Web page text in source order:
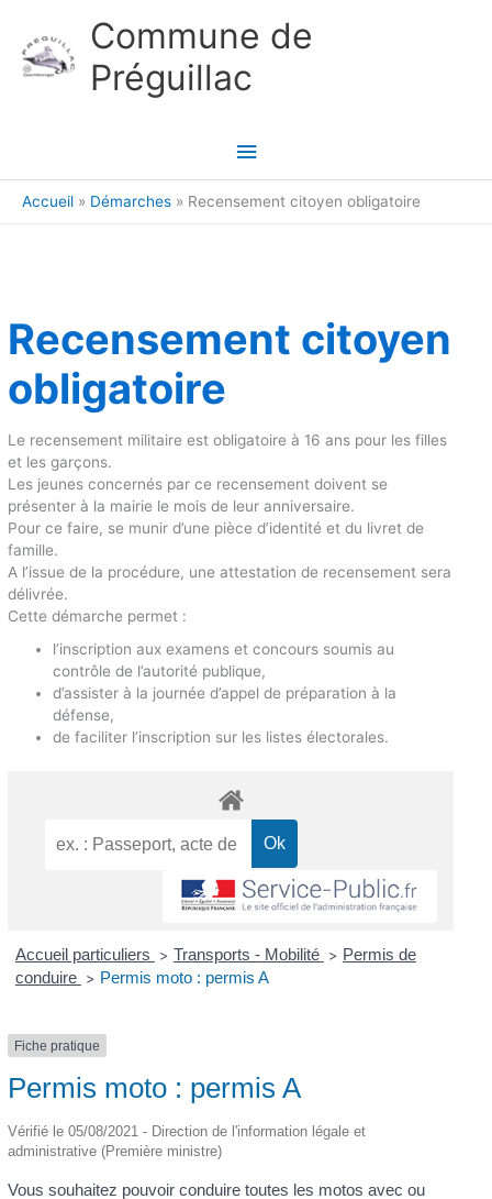
Commune de
Préguillac
Menu
principal
Accueil Démarches Recensement citoyen obligatoire
Recensement citoyen
obligatoire
Le recensement militaire est obligatoire à 16 ans pour les filles
et les garçons.
Les jeunes concernés par ce recensement doivent se
présenter à la mairie le mois de leur anniversaire.
Pour ce faire, se munir d’une pièce d’identité et du livret de
famille.
A l’issue de la procédure, une attestation de recensement sera
délivrée.
Cette démarche permet :
l’inscription aux examens et concours soumis au
contrôle de l’autorité publique,
d’assister à la journée d’appel de préparation à la
défense,
de faciliter l’inscription sur les listes électorales.
Accueil particuliers > Transports - Mobilité > Permis de
conduire > Permis moto : permis A
Fiche pratique
Permis moto : permis A
Vérifié le 05/08/2021 - Direction de l'information légale et
administrative (Première ministre)
Vous souhaitez pouvoir conduire toutes les motos avec ou